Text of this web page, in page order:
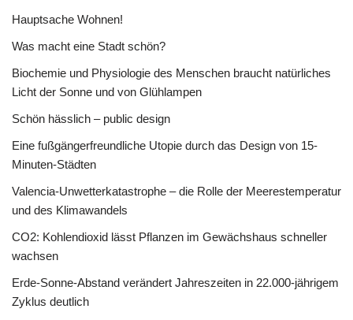
Hauptsache Wohnen!
Was macht eine Stadt schön?
Biochemie und Physiologie des Menschen braucht natürliches
Licht der Sonne und von Glühlampen
Schön hässlich – public design
Eine fußgängerfreundliche Utopie durch das Design von 15-
Minuten-Städten
Valencia-Unwetterkatastrophe – die Rolle der Meerestemperatur
und des Klimawandels
CO2: Kohlendioxid lässt Pflanzen im Gewächshaus schneller
wachsen
Erde-Sonne-Abstand verändert Jahreszeiten in 22.000-jährigem
Zyklus deutlich